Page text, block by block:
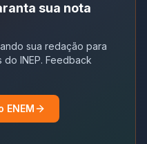
sua nota
sua redação para
INEP. Feedback
ENEM